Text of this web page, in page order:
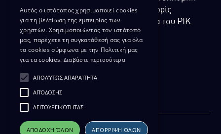
του, σε οποιοδήποτε μορφή, με ή χωρίς
επεξεργασία και χωρίς γραπτή άδεια του ΡΙΚ.
ΔΙΚΑΙΩΜΑ ΠΡΟΣΤΑΣΙΑΣ ΔΕΔΟΜΕΝΩΝ
ΔΙΑΘΕΣΗ ΑΡΧΕΙΑΚΟΥ ΥΛΙΚΟΥ
ΠΟΛΙΤΙΚΗ ΑΠΟΡΡΗΤΟΥ EUROVISION
Αυτός ο ιστότοπος χρησιμοποιεί cookies
για τη βελτίωση της εμπειρίας των
χρηστών. Χρησιμοποιώντας τον ιστότοπό
μας, παρέχετε τη συγκατάθεσή σας για όλα
τα cookies σύμφωνα με την Πολιτική μας
για τα cookies. Διαβάστε περισσότερα
ΑΠΟΛΎΤΩΣ ΑΠΑΡΑΊΤΗΤΑ
ΑΠΌΔΟΣΗΣ
ΛΕΙΤΟΥΡΓΙΚΌΤΗΤΑΣ
ΑΠΟΔΟΧΉ ΌΛΩΝ ΑΠΌΡΡΙΨΗ ΌΛΩΝ